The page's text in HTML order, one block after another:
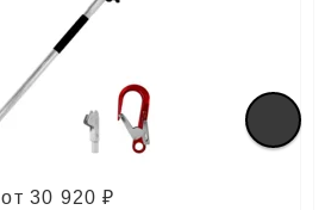
от 30 920 ₽